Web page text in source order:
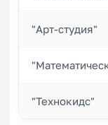
"Арт-студия"
"Технокидс"